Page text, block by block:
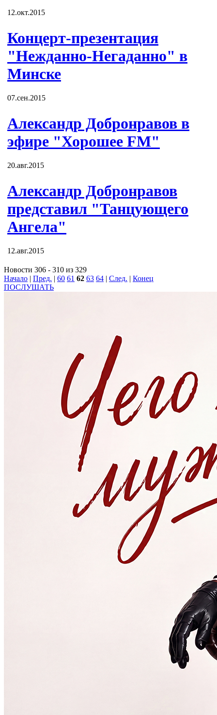
12.окт.2015
Концерт-презентация
"Нежданно-Негаданно" в
Минске
07.сен.2015
Александр Добронравов в
эфире "Хорошее FM"
20.авг.2015
Александр Добронравов
представил "Танцующего
Ангела"
12.авг.2015
Новости 306 - 310 из 329
Начало | Пред. | 60 61 62 63 64 | След. | Конец
ПОСЛУШАТЬ